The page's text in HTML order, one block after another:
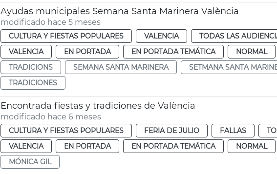
Ayudas municipales Semana Santa Marinera València
modificado hace 5 meses
CULTURA Y FIESTAS POPULARES VALENCIA TODAS LAS
VALENCIA
EN PORTADA EN PORTADA TEMÁTICA NORMAL
TRADICIONS
SEMANA SANTA MARINERA SETMANA SANTA
TRADICIONES
Encontrada fiestas y tradiciones de València
modificado hace 6 meses
CULTURA Y FIESTAS POPULARES FERIA DE JULIO FALLAS
VALENCIA
EN PORTADA EN PORTADA TEMÁTICA NORMAL
MÓNICA GIL